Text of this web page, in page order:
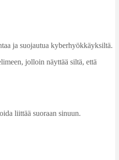
ja suojautua kyberhyökkäyksiltä.
jolloin näyttää siltä, että
liittää suoraan sinuun.